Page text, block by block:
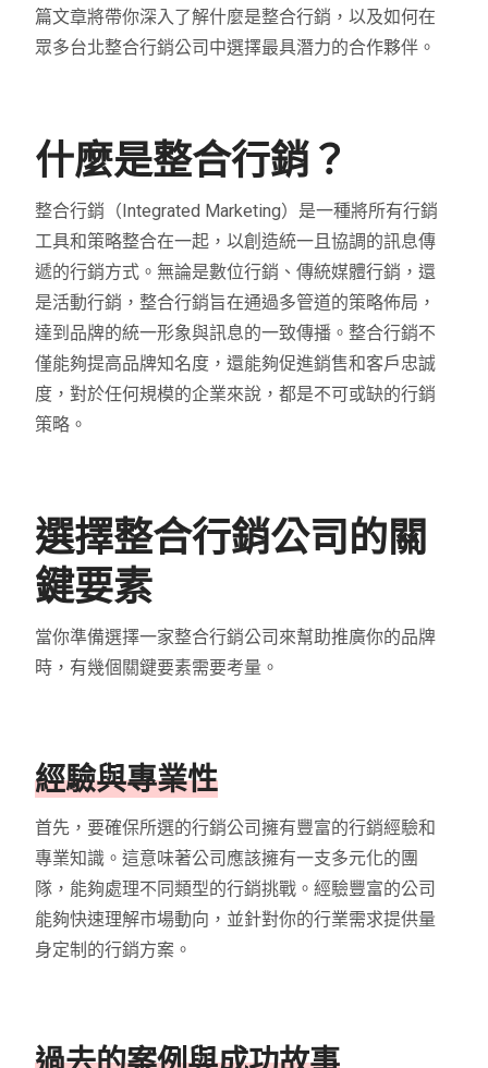
篇文章將帶你深入了解什麼是整合行銷，以及如何在
眾多台北整合行銷公司中選擇最具潛力的合作夥伴。
什麼是整合行銷？
整合行銷（Integrated Marketing）是一種將所有行銷
工具和策略整合在一起，以創造統一且協調的訊息傳
遞的行銷方式。無論是數位行銷、傳統媒體行銷，還
是活動行銷，整合行銷旨在通過多管道的策略佈局，
達到品牌的統一形象與訊息的一致傳播。整合行銷不
僅能夠提高品牌知名度，還能夠促進銷售和客戶忠誠
度，對於任何規模的企業來說，都是不可或缺的行銷
策略。
選擇整合行銷公司的關
鍵要素
當你準備選擇一家整合行銷公司來幫助推廣你的品牌
時，有幾個關鍵要素需要考量。
經驗與專業性
首先，要確保所選的行銷公司擁有豐富的行銷經驗和
專業知識。這意味著公司應該擁有一支多元化的團
隊，能夠處理不同類型的行銷挑戰。經驗豐富的公司
能夠快速理解市場動向，並針對你的行業需求提供量
身定制的行銷方案。